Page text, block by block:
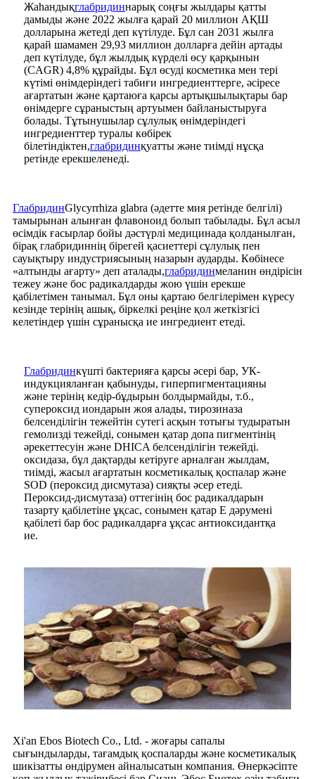
Жаһандықглабридиннарық соңғы жылдары қатты
дамыды және 2022 жылға қарай 20 миллион АҚШ
долларына жетеді деп күтілуде. Бұл сан 2031 жылға
қарай шамамен 29,93 миллион долларға дейін артады
деп күтілуде, бұл жылдық күрделі өсу қарқынын
(CAGR) 4,8% құрайды. Бұл өсуді косметика мен тері
күтімі өнімдеріндегі табиғи ингредиенттерге, әсіресе
ағартатын және қартаюға қарсы артықшылықтары бар
өнімдерге сұраныстың артуымен байланыстыруға
болады. Тұтынушылар сұлулық өнімдеріндегі
ингредиенттер туралы көбірек
білетіндіктен,глабридинқуатты және тиімді нұсқа
ретінде ерекшеленеді.
ГлабридинGlycyrrhiza glabra (әдетте мия ретінде белгілі)
тамырынан алынған флавоноид болып табылады. Бұл асыл
өсімдік ғасырлар бойы дәстүрлі медицинада қолданылған,
бірақ глабридиннің бірегей қасиеттері сұлулық пен
сауықтыру индустриясының назарын аударды. Көбінесе
«алтынды ағарту» деп аталады,глабридинмеланин өндірісін
тежеу ​​және бос радикалдарды жою үшін ерекше
қабілетімен танымал. Бұл оны қартаю белгілерімен күресу
кезінде терінің ашық, біркелкі реңіне қол жеткізгісі
келетіндер үшін сұранысқа ие ингредиент етеді.
Глабридинкүшті бактерияға қарсы әсері бар, УК-
индукцияланған қабынуды, гиперпигментацияны
және терінің кедір-бұдырын болдырмайды, т.б.,
супероксид иондарын жоя алады, тирозиназа
белсенділігін тежейтін сутегі асқын тотығы тудыратын
гемолизді тежейді, сонымен қатар допа пигментінің
әрекеттесуін және DHICA белсенділігін тежейді.
оксидаза, бұл дақтарды кетіруге арналған жылдам,
тиімді, жасыл ағартатын косметикалық қоспалар және
SOD (пероксид дисмутаза) сияқты әсер етеді.
Пероксид-дисмутаза) оттегінің бос радикалдарын
тазарту қабілетіне ұқсас, сонымен қатар Е дәрумені
қабілеті бар бос радикалдарға ұқсас антиоксидантқа
ие.
Xi'an Ebos Biotech Co., Ltd. - жоғары сапалы
сығындыларды, тағамдық қоспаларды және косметикалық
шикізатты өндірумен айналысатын компания. Өнеркәсіпте